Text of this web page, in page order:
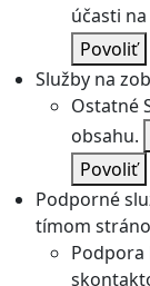
účasti
Povoliť
Služby na
Ostatné
obsahu.
Povoliť
Podporné
tímom
Podpora